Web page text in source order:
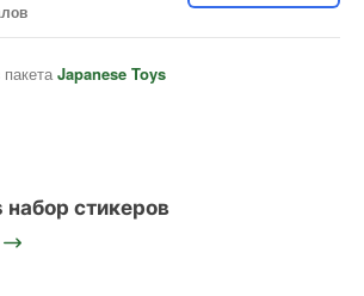
Japanese Toys
стикеров